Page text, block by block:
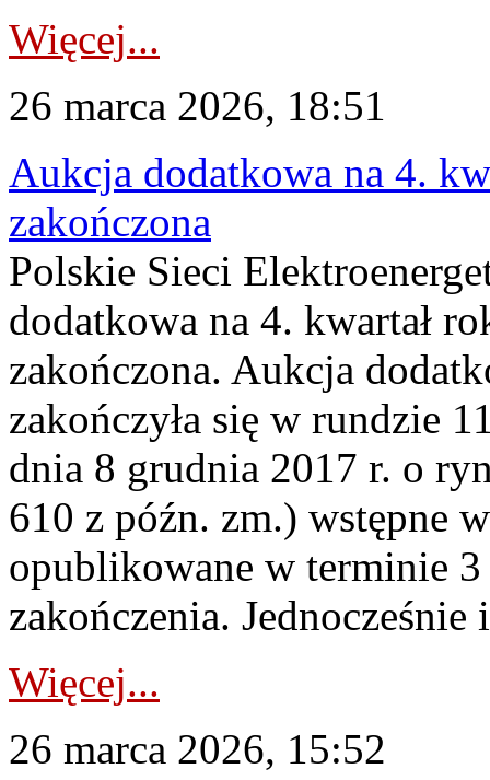
Więcej...
26 marca 2026, 18:51
Aukcja dodatkowa na 4.
zakończona
Polskie Sieci
dodatkowa na 4. kwartał
zakończona. Aukcja
zakończyła się w rundzie
dnia 8 grudnia 2017 r. o
610 z późn. zm.) wstępne
opublikowane w terminie
zakończenia.
Więcej...
26 marca 2026, 15:52